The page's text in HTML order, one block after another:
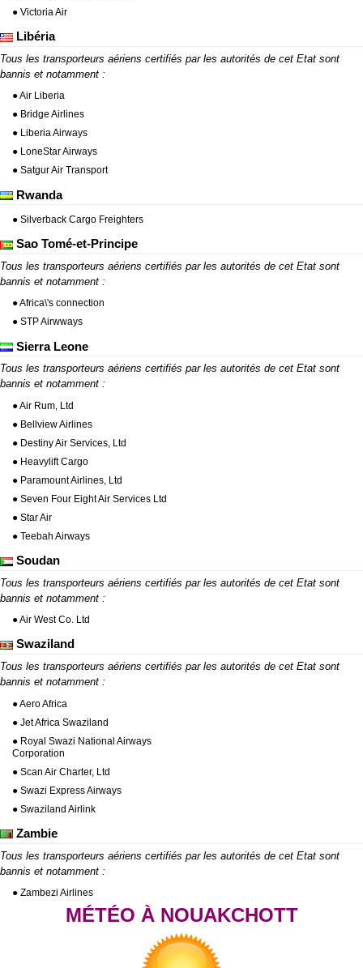
● Victoria Air
Libéria
Tous les transporteurs aériens certifiés par les autorités de cet Etat sont
bannis et notamment :
● Air Liberia
● Bridge Airlines
● Liberia Airways
● LoneStar Airways
● Satgur Air Transport
Rwanda
● Silverback Cargo Freighters
Sao Tomé-et-Principe
Tous les transporteurs aériens certifiés par les autorités de cet Etat sont
bannis et notamment :
● Africa\'s connection
● STP Airwways
Sierra Leone
Tous les transporteurs aériens certifiés par les autorités de cet Etat sont
bannis et notamment :
● Air Rum, Ltd
● Bellview Airlines
● Destiny Air Services, Ltd
● Heavylift Cargo
● Paramount Airlines, Ltd
● Seven Four Eight Air Services Ltd
● Star Air
● Teebah Airways
Soudan
Tous les transporteurs aériens certifiés par les autorités de cet Etat sont
bannis et notamment :
● Air West Co. Ltd
Swaziland
Tous les transporteurs aériens certifiés par les autorités de cet Etat sont
bannis et notamment :
● Aero Africa
● Jet Africa Swaziland
● Royal Swazi National Airways
Corporation
● Scan Air Charter, Ltd
● Swazi Express Airways
● Swaziland Airlink
Zambie
Tous les transporteurs aériens certifiés par les autorités de cet Etat sont
bannis et notamment :
● Zambezi Airlines
MÉTÉO À NOUAKCHOTT